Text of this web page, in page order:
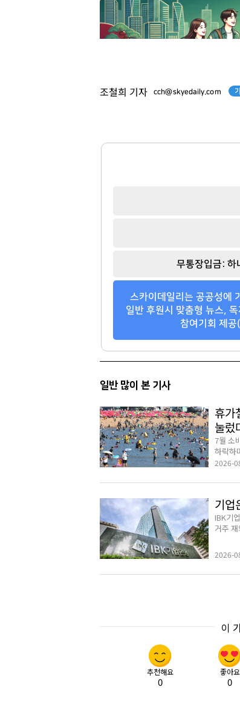
빌딩
팬클럽 참여
오뚜기
이니그마빌2
팬클럽 참여
379
조철희 기자 cch@skyedaily.com
무통장입금:
스카이데일리는 공공성에
일반 후원시 맞춤형 뉴스,
참여기회 제
일반 많이 본 기사
휴가
눌렀
7월 소
하락하
2026-
기업
IBK기
거주 재
2026-
이
추천해요
0
좋아요
0